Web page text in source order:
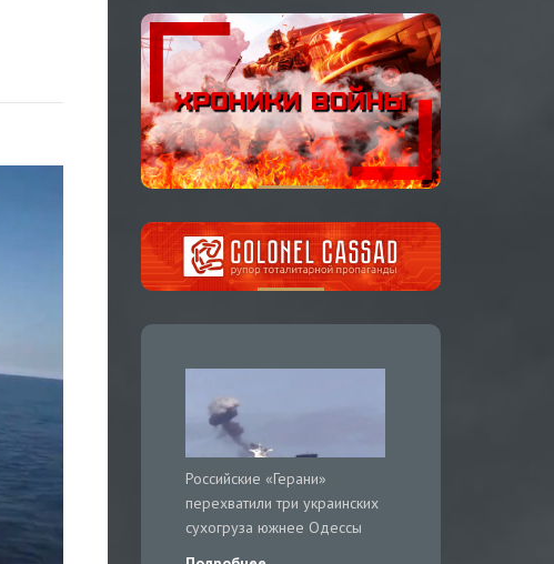
Российские «Герани»
перехватили три украинских
сухогруза южнее Одессы